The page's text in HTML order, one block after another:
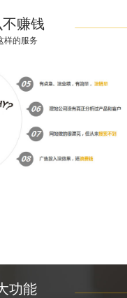
赚钱
样的服务
功能